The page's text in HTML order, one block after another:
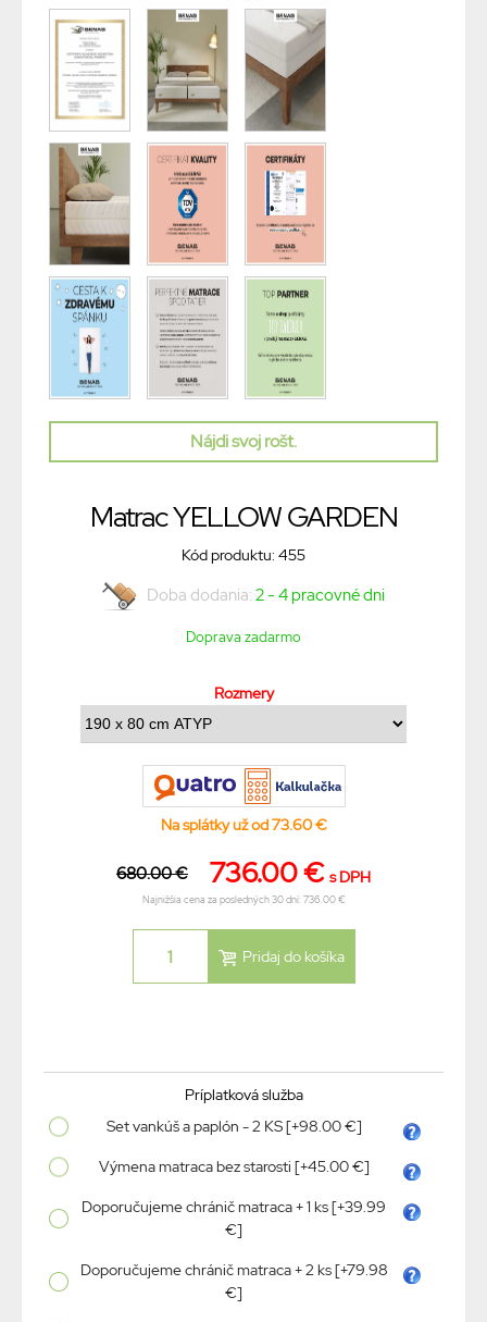
Nájdi svoj rošt.
Matrac YELLOW GARDEN
Kód produktu: 455
Doba dodania: 2 - 4 pracovné dni
Doprava zadarmo
Rozmery
Na splátky už od 73.60 €
680.00 € 736.00 € s DPH
Najnižšia cena za posledných 30 dní: 736.00 €
Príplatková služba
Set vankúš a paplón - 2 KS [+98.00 €]
Výmena matraca bez starosti [+45.00 €]
Doporučujeme chránič matraca + 1 ks [+39.99
€]
Doporučujeme chránič matraca + 2 ks [+79.98
€]